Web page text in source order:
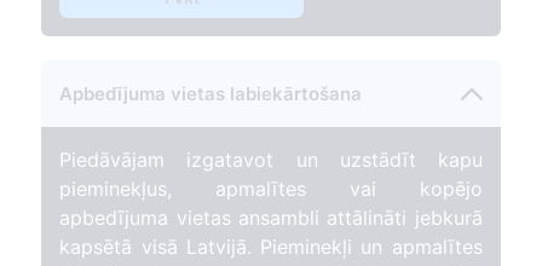
Apbedījuma vietas labiekārtošana
Piedāvājam izgatavot un uzstādīt kapu
pieminekļus, apmalītes vai kopējo
apbedījuma vietas ansambli attālināti jebkurā
kapsētā visā Latvijā. Pieminekļi un apmalītes